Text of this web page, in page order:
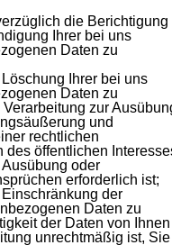
die Berichtigung
Ihrer bei uns
Daten zu
Ihrer bei uns
Daten zu
zur
und
rechtlichen
des öffentlichen
oder
erforderlich ist;
der
Daten zu
der Daten von Ihnen
unrechtmäßig ist, Sie